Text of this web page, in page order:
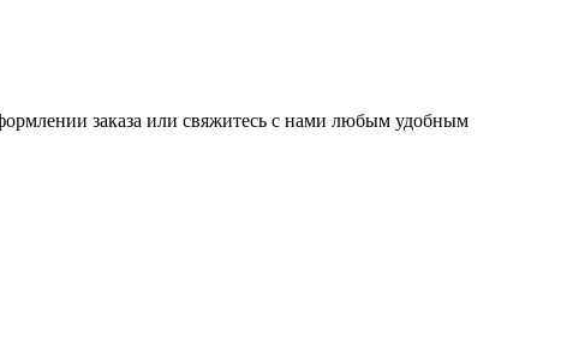
заказа или свяжитесь с нами любым удобным